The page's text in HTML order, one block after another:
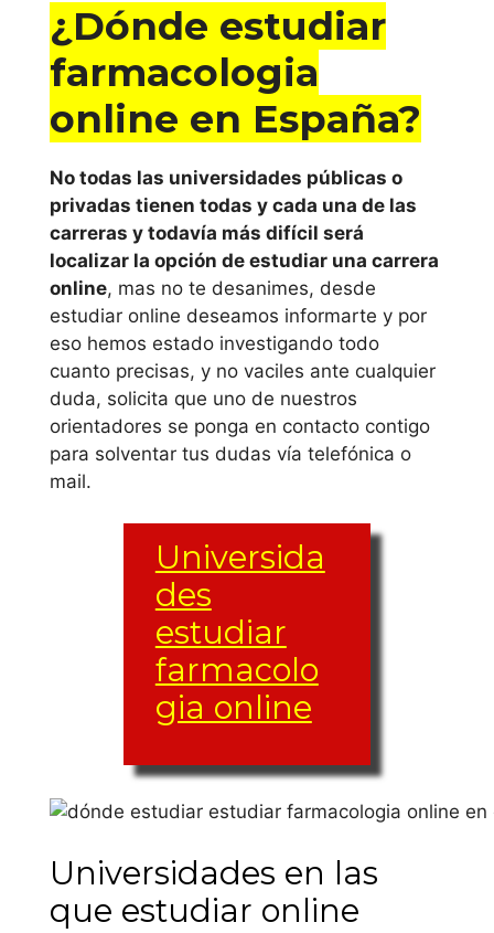
¿Dónde estudiar
farmacologia
online en España?
No todas las universidades públicas o
privadas tienen todas y cada una de las
carreras y todavía más difícil será
localizar la opción de estudiar una carrera
online, mas no te desanimes, desde
estudiar online deseamos informarte y por
eso hemos estado investigando todo
cuanto precisas, y no vaciles ante cualquier
duda, solicita que uno de nuestros
orientadores se ponga en contacto contigo
para solventar tus dudas vía telefónica o
mail.
Universida
des
estudiar
farmacolo
gia online
El grupo de materias
ETCS) puede variar
de una carrera a la
otra, de misma
Universidades en las
que estudiar online